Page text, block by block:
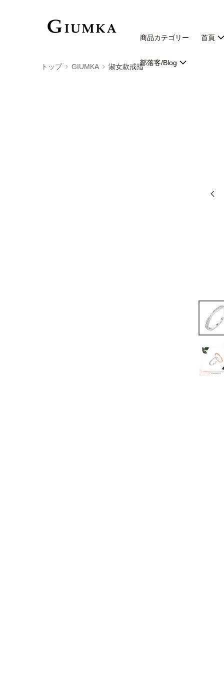
商品カテゴリー 首頁
部落客/Blog
トップ GIUMKA 淑女款戒指